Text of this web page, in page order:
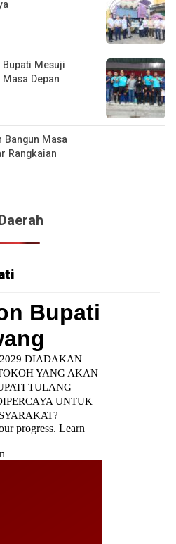
Mesuji
Depan
Bangun Masa
Rangkaian